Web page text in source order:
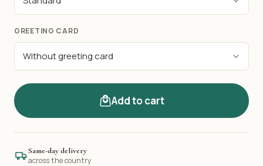
GREETING CARD
Add to cart
Same-day delivery
across the country